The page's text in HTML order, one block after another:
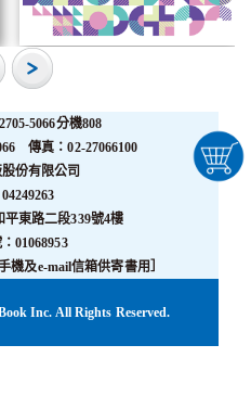
5066分機808
傳真：02-27066100
股份有限公司
平東路二段339號4樓
01068953
機及e-mail信箱供寄書用］
Inc. All Rights Reserved.